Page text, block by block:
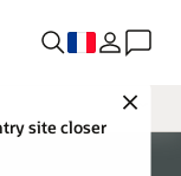
Close
site closer